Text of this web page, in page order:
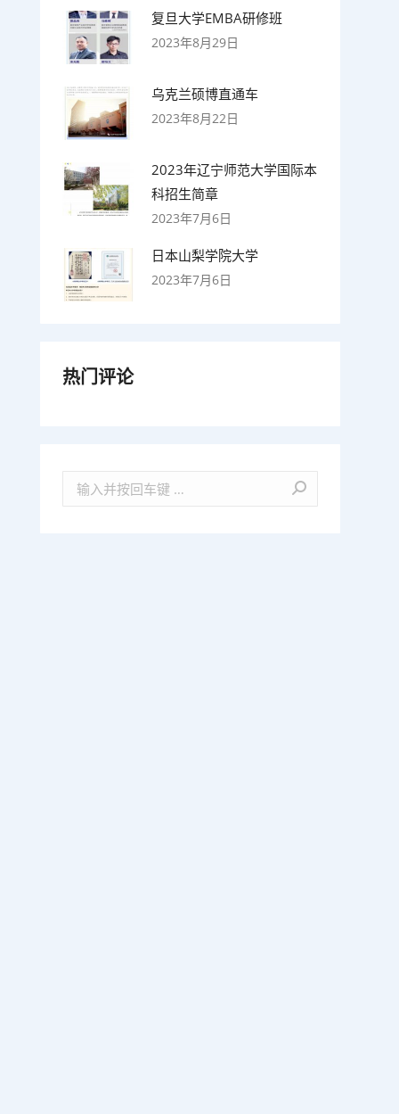
复旦大学EMBA研修班
2023年8月29日
乌克兰硕博直通车
2023年8月22日
2023年辽宁师范大学国际本
科招生简章
2023年7月6日
日本山梨学院大学
2023年7月6日
热门评论
Search: